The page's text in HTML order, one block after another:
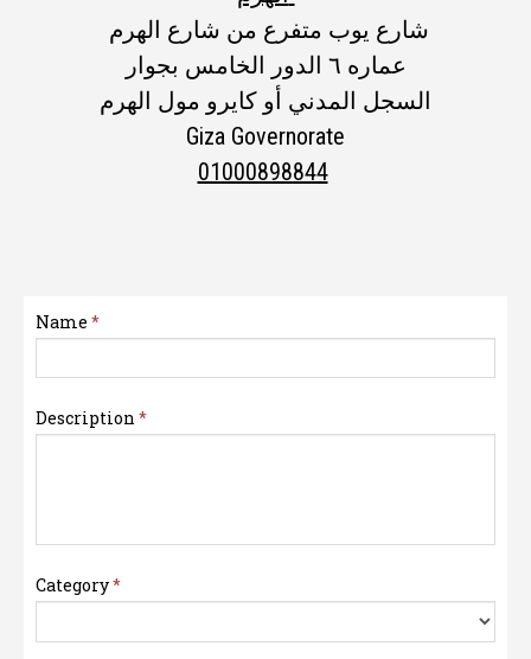
عماره ٦ الدور الخامس بجوار
السجل المدني أو كايرو مول الهرم
Giza Governorate
01000898844
Name *
Description *
Category*